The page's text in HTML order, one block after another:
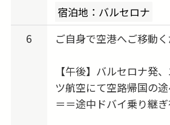
宿泊地：バルセロナ
6 ご自身で空港へご移動く
【午後】バルセロナ発
ツ航空にて空路帰国の途
＝＝途中ドバイ乗り継